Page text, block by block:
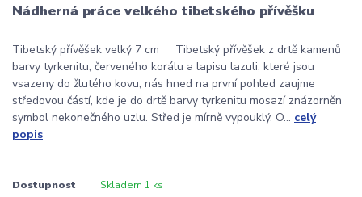
Nádherná práce velkého tibetského přívěšku
Tibetský přívěšek velký 7 cm Tibetský přívěšek z drtě kamenů
barvy tyrkenitu, červeného korálu a lapisu lazuli, které jsou
vsazeny do žlutého kovu, nás hned na první pohled zaujme
středovou částí, kde je do drtě barvy tyrkenitu mosazí znázorněn
symbol nekonečného uzlu. Střed je mírně vypouklý. O... celý
popis
Dostupnost Skladem 1 ks